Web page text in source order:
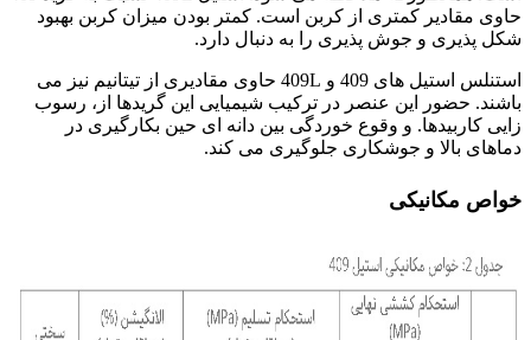
حاوی مقادیر کمتری از کربن است. کمتر بودن میزان کربن بهبود
شکل پذیری و جوش پذیری را به دنبال دارد.
استنلس استیل های 409 و 409L حاوی مقادیری از تیتانیم نیز می
باشند. حضور این عنصر در ترکیب شیمیایی این گریدها از، رسوب
زایی کاربیدها. و وقوع خوردگی بین دانه ای حین بکارگیری در
دماهای بالا و جوشکاری جلوگیری می کند.
خواص مکانیکی